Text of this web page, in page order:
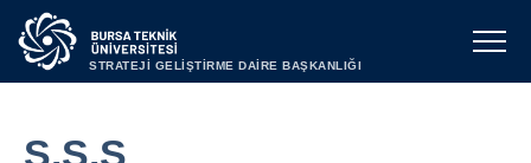
STRATEJİ GELİŞTİRME DAİRE BAŞKANLIĞI
S.S.S